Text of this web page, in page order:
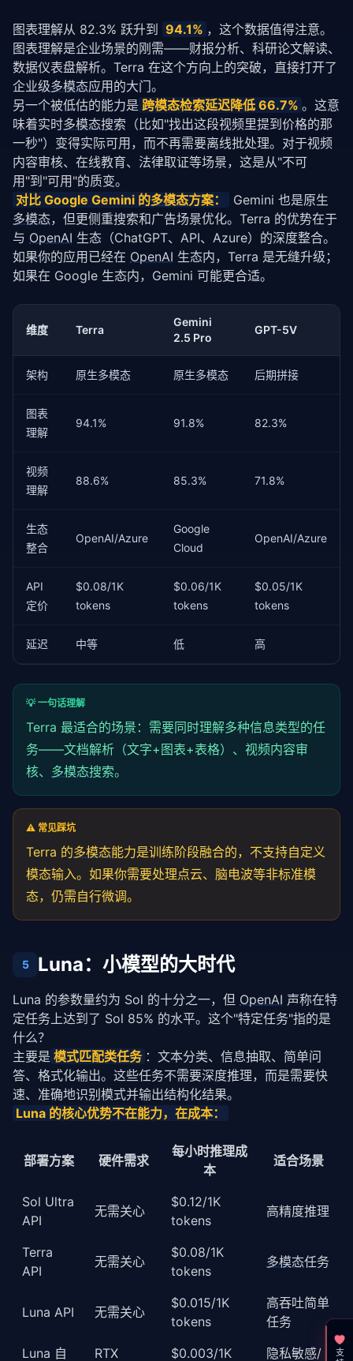
图表理解从 82.3% 跃升到 94.1% ，这个数据值得注意。
图表理解是企业场景的刚需——财报分析、科研论文解读、
数据仪表盘解析。Terra 在这个方向上的突破，直接打开了
企业级多模态应用的大门。
另一个被低估的能力是 跨模态检索延迟降低 66.7% 。这意
味着实时多模态搜索（比如"找出这段视频里提到价格的那
一秒"）变得实际可用，而不再需要离线批处理。对于视频
内容审核、在线教育、法律取证等场景，这是从"不可
用"到"可用"的质变。
对比 Google Gemini 的多模态方案：
Gemini 也是原生
多模态，但更侧重搜索和广告场景优化。Terra 的优势在于
与 OpenAI 生态（ChatGPT、API、Azure）的深度整合。
如果你的应用已经在 OpenAI 生态内，Terra 是无缝升级；
如果在 Google 生态内，Gemini 可能更合适。
维度 Terra
Gemini
2.5 Pro
GPT-5V
架构 原生多模态 原生多模态 后期拼接
图表
理解
94.1% 91.8% 82.3%
视频
理解
88.6% 85.3% 71.8%
生态
整合
OpenAI/Azure
Google
Cloud
OpenAI/Azure
API
定价
$0.08/1K
tokens
$0.06/1K
tokens
$0.05/1K
tokens
延迟 中等 低 高
💡 一句话理解
Terra 最适合的场景：需要同时理解多种信息类型的任
务——文档解析（文字+图表+表格）、视频内容审
核、 多模态搜索。
⚠️ 常见踩坑
Terra 的多模态能力是训练阶段融合的，不支持自定义
模态输入。如果你需要处理点云、脑电波等非标准模
态，仍需自行微调。
5 Luna：小模型的大时代
Luna 的参数量约为 Sol 的十分之一，但 OpenAI 声称在特
定任务上达到了 Sol 85% 的水平。这个"特定任务"指的是
什么？
主要是 模式匹配类任务 ：文本分类、信息抽取、简单问
答、格式化输出。这些任务不需要深度推理，而是需要快
速、准确地识别模式并输出结构化结果。
Luna 的核心优势不在能力，在成本：
部署方案 硬件需求
每小时推理成
本
适合场景
Sol Ultra
API
无需关心
$0.12/1K
tokens
高精度推理
Terra
API
无需关心
$0.08/1K
tokens
多模态任务
Luna API 无需关心
$0.015/1K
tokens
高吞吐简单
任务
Luna 自
RTX $0.003/1K 隐私敏感/